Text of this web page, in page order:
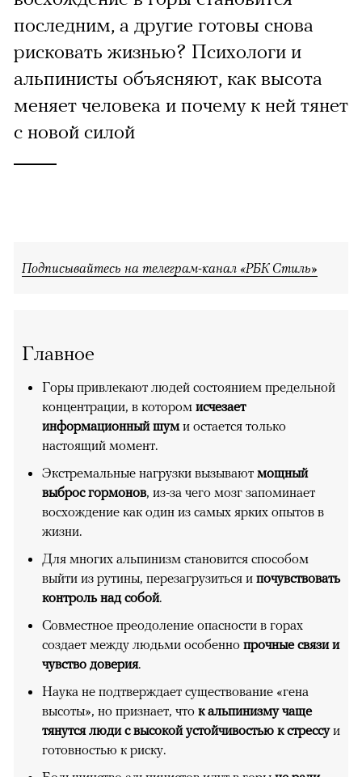
последним, а другие готовы снова
рисковать жизнью? Психологи и
альпинисты объясняют, как высота
меняет человека и почему к ней тянет
с новой силой
Подписывайтесь на телеграм-канал «РБК Стиль»
Главное
Горы привлекают людей состоянием предельной
концентрации, в котором исчезает
информационный шум и остается только
настоящий момент.
Экстремальные нагрузки вызывают мощный
выброс гормонов, из-за чего мозг запоминает
восхождение как один из самых ярких опытов в
жизни.
Для многих альпинизм становится способом
выйти из рутины, перезагрузиться и почувствовать
контроль над собой.
Совместное преодоление опасности в горах
создает между людьми особенно прочные связи и
чувство доверия.
Наука не подтверждает существование «гена
высоты», но признает, что к альпинизму чаще
тянутся люди с высокой устойчивостью к стрессуи
готовностью к риску.